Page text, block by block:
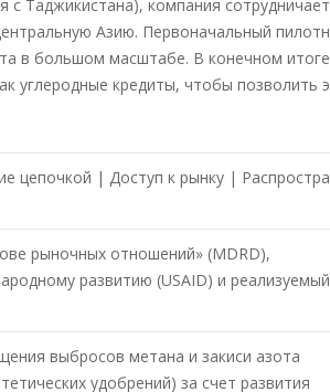
Таджикистана), компания
Азию. Первоначальный
в большом масштабе. В конечном
углеродные кредиты, чтобы позволить
цепочкой | Доступ к рынку |
рыночных отношений» (MDRD),
развитию (USAID) и реализуемый
выбросов метана и закиси азота
удобрений) за счет развития